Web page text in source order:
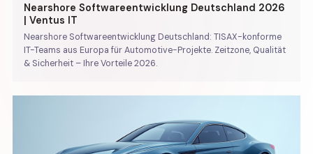
Nearshore Softwareentwicklung Deutschland 2026
| Ventus IT
Nearshore Softwareentwicklung Deutschland: TISAX-konforme
IT-Teams aus Europa für Automotive-Projekte. Zeitzone, Qualität
& Sicherheit – Ihre Vorteile 2026.